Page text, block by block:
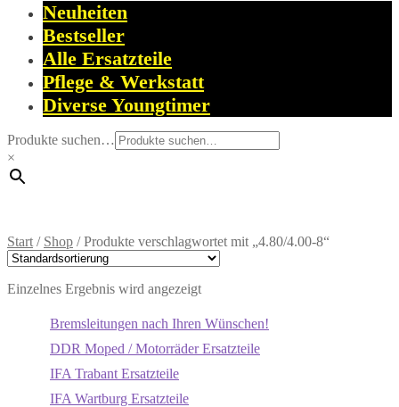
Neuheiten
Bestseller
Alle Ersatzteile
Pflege & Werkstatt
Diverse Youngtimer
Produkte suchen…
×
Start / Shop /Produkte verschlagwortet mit „4.80/4.00-8“
Einzelnes Ergebnis wird angezeigt
Bremsleitungen nach Ihren Wünschen!
DDR Moped / Motorräder Ersatzteile
IFA Trabant Ersatzteile
IFA Wartburg Ersatzteile